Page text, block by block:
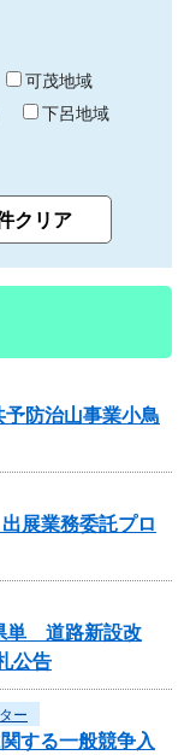
可茂地域
下呂地域
予防治山事業小鳥
展業務委託プロ
単 道路新設改
公告
ー
する一般競争入